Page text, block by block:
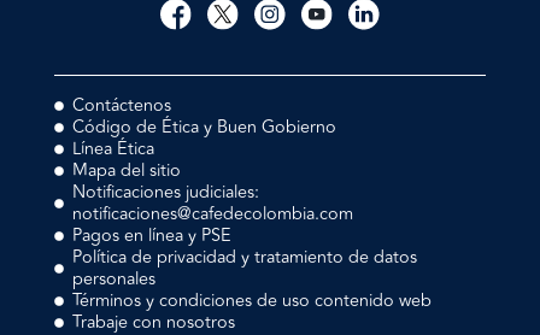
Contáctenos
Código de Ética y Buen Gobierno
Línea Ética
Mapa del sitio
Notificaciones judiciales:
notificaciones@cafedecolombia.com
Pagos en línea y PSE
Política de privacidad y tratamiento de datos
personales
Términos y condiciones de uso contenido web
Trabaje con nosotros